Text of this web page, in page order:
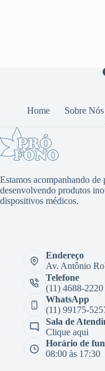
Home Sobre Nós
Estamos acompanhando de
desenvolvendo produtos
dispositivos médicos.
Endereço
Av. Antônio
Telefone
(11) 4688-2220
WhatsApp
(11) 99175-
Sala de
Clique aqui
Horário de
08:00 às 17:30